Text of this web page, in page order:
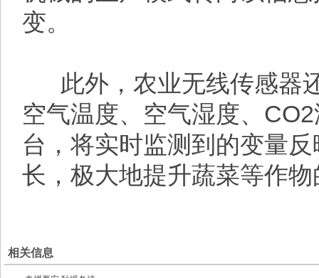
变。
此外，农业无线传感器
空气温度、空气湿度、
台，将实时监测到的变量
长，极大地提升蔬菜等作
相关信息